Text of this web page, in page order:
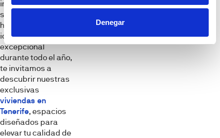
Denegar
inspira a dar el
siguiente paso
hacia una vida
idílica con un clima
excepcional
durante todo el año,
te invitamos a
descubrir nuestras
exclusivas
viviendas en
Tenerife, espacios
diseñados para
elevar tu calidad de